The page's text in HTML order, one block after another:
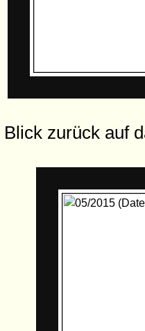
Blick zurück auf